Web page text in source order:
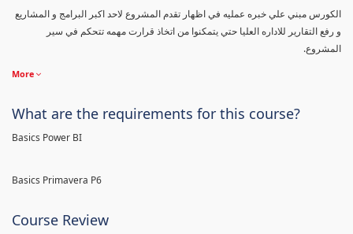
الكورس مبني علي خبره عمليه في اظهار تقدم المشروع لاحد اكبر البرامج و المشاريع
و رفع التقارير للاداره العليا حتي يتمكنوا من اتخاذ قرارت مهمه تتحكم في سير
المشروع.
More
What are the requirements for this course?
Basics Power BI
Basics Primavera P6
Course Review